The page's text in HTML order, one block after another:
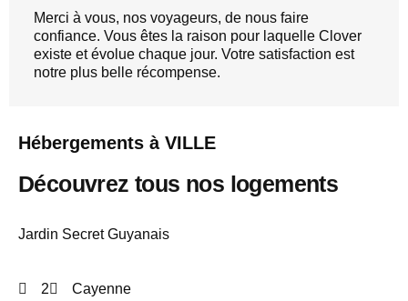
Merci à vous, nos voyageurs, de nous faire
confiance. Vous êtes la raison pour laquelle Clover
existe et évolue chaque jour. Votre satisfaction est
notre plus belle récompense.
Hébergements à VILLE
Découvrez tous nos logements
Jardin Secret Guyanais
2 Cayenne